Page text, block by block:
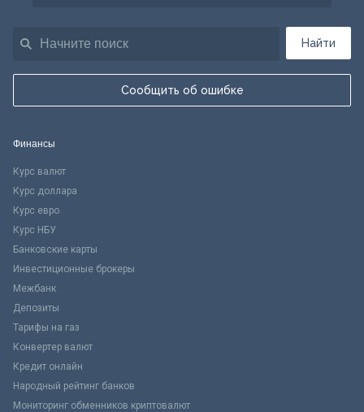
Найти
Сообщить об ошибке
Финансы
Курс валют
Курс доллара
Курс евро
Курс НБУ
Банковские карты
Инвестиционные брокеры
Межбанк
Депозиты
Тарифы на газ
Конвертер валют
Кредит онлайн
Народный рейтинг банков
Мониторинг обменников криптовалют